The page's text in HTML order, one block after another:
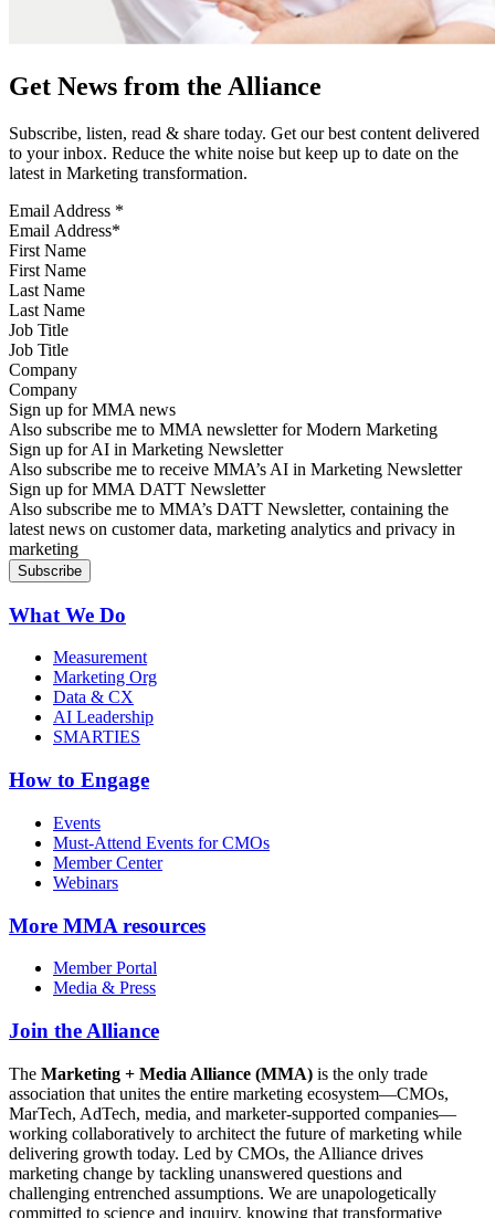
Get News from the Alliance
Subscribe, listen, read & share today. Get our best content delivered
to your inbox. Reduce the white noise but keep up to date on the
latest in Marketing transformation.
Email Address *
First Name
Last Name
Job Title
Company
Sign up for MMA news
Also subscribe me to MMA newsletter for Modern Marketing
Sign up for AI in Marketing Newsletter
Also subscribe me to receive MMA’s AI in Marketing Newsletter
Sign up for MMA DATT Newsletter
Also subscribe me to MMA’s DATT Newsletter, containing the
latest news on customer data, marketing analytics and privacy in
marketing
What We Do
Measurement
Marketing Org
Data & CX
AI Leadership
SMARTIES
How to Engage
Events
Must-Attend Events for CMOs
Member Center
Webinars
More MMA resources
Member Portal
Media & Press
Join the Alliance
The Marketing + Media Alliance (MMA) is the only trade
association that unites the entire marketing ecosystem—CMOs,
MarTech, AdTech, media, and marketer-supported companies—
working collaboratively to architect the future of marketing while
delivering growth today. Led by CMOs, the Alliance drives
marketing change by tackling unanswered questions and
challenging entrenched assumptions. We are unapologetically
committed to science and inquiry, knowing that transformative